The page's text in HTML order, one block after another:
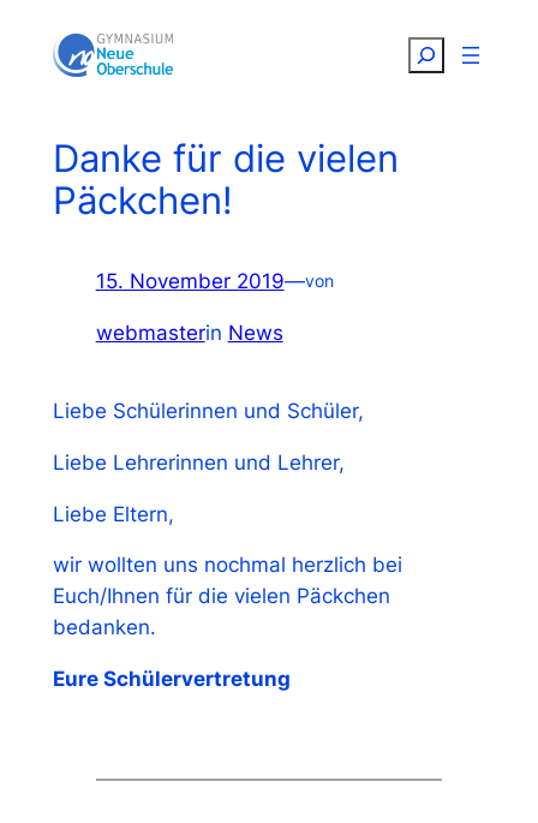
Inhalt
Suchen
Danke für die vielen
Päckchen!
15. November 2019—von
webmasterin News
Liebe Schülerinnen und Schüler,
Liebe Lehrerinnen und Lehrer,
Liebe Eltern,
wir wollten uns nochmal herzlich bei
Euch/Ihnen für die vielen Päckchen
bedanken.
Eure Schülervertretung